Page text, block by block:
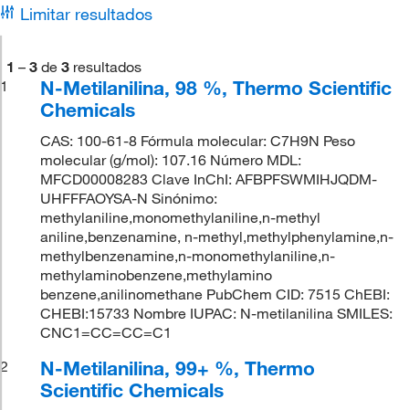
Limitar resultados
1 – 3 de 3 resultados
1
N-Metilanilina, 98 %, Thermo Scientific
Chemicals
CAS: 100-61-8 Fórmula molecular: C7H9N Peso
molecular (g/mol): 107.16 Número MDL:
MFCD00008283 Clave InChI: AFBPFSWMIHJQDM-
UHFFFAOYSA-N Sinónimo:
methylaniline,monomethylaniline,n-methyl
aniline,benzenamine, n-methyl,methylphenylamine,n-
methylbenzenamine,n-monomethylaniline,n-
methylaminobenzene,methylamino
benzene,anilinomethane PubChem CID: 7515 ChEBI:
CHEBI:15733 Nombre IUPAC: N-metilanilina SMILES:
CNC1=CC=CC=C1
2
N-Metilanilina, 99+ %, Thermo
Scientific Chemicals